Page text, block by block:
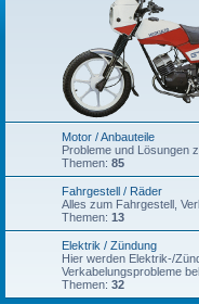
Motor / Anbauteile
Probleme und Lösungen
Themen: 85
Fahrgestell / Räder
Alles zum Fahrgestell,
Themen: 13
Elektrik / Zündung
Hier werden Elektrik-/
Verkabelungsprobleme
Themen: 32